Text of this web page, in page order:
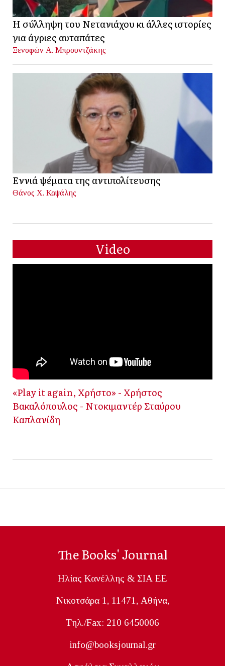
Η σύλληψη του Νετανιάχου κι άλλες ιστορίες
για άγριες αυταπάτες
Ξενοφών Α. Μπρουντζάκης
Εννιά ψέματα της αντιπολίτευσης
Θάνος Χ. Καψάλης
Video
«Play it again, Χρήστο» - Χρήστος
Βακαλόπουλος - Ντοκιμαντέρ Σταύρου
Καπλανίδη
The Books' Journal
Ηλίας Κανέλλης & ΣΙΑ ΕΕ
Nικοτσάρα 1, 11471, Aθήνα,
Tηλ./Fax: 210 6450006
info@booksjournal.gr